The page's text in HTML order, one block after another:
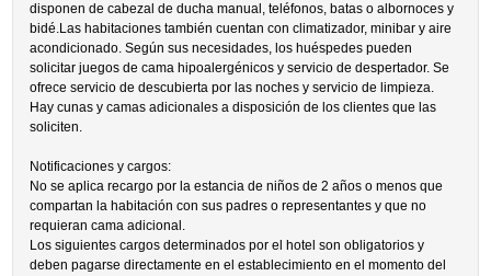
disponen de cabezal de ducha manual, teléfonos, batas o albornoces y
bidé.Las habitaciones también cuentan con climatizador, minibar y aire
acondicionado. Según sus necesidades, los huéspedes pueden
solicitar juegos de cama hipoalergénicos y servicio de despertador. Se
ofrece servicio de descubierta por las noches y servicio de limpieza.
Hay cunas y camas adicionales a disposición de los clientes que las
soliciten.
Notificaciones y cargos:
No se aplica recargo por la estancia de niños de 2 años o menos que
compartan la habitación con sus padres o representantes y que no
requieran cama adicional.
Los siguientes cargos determinados por el hotel son obligatorios y
deben pagarse directamente en el establecimiento en el momento del